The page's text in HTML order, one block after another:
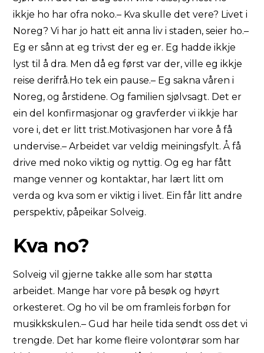
ikkje ho har ofra noko.– Kva skulle det vere? Livet i
Noreg? Vi har jo hatt eit anna liv i staden, seier ho.–
Eg er sånn at eg trivst der eg er. Eg hadde ikkje
lyst til å dra. Men då eg først var der, ville eg ikkje
reise derifrå.Ho tek ein pause.– Eg sakna våren i
Noreg, og årstidene. Og familien sjølvsagt. Det er
ein del konfirmasjonar og gravferder vi ikkje har
vore i, det er litt trist.Motivasjonen har vore å få
undervise.– Arbeidet var veldig meiningsfylt. Å få
drive med noko viktig og nyttig. Og eg har fått
mange venner og kontaktar, har lært litt om
verda og kva som er viktig i livet. Ein får litt andre
perspektiv, påpeikar Solveig.
Kva no?
Solveig vil gjerne takke alle som har støtta
arbeidet. Mange har vore på besøk og høyrt
orkesteret. Og ho vil be om framleis forbøn for
musikkskulen.– Gud har heile tida sendt oss det vi
trengde. Det har kome fleire volontørar som har